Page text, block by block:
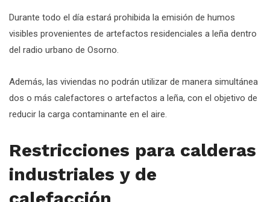
Durante todo el día estará prohibida la emisión de humos
visibles provenientes de artefactos residenciales a leña dentro
del radio urbano de Osorno.
Además, las viviendas no podrán utilizar de manera simultánea
dos o más calefactores o artefactos a leña, con el objetivo de
reducir la carga contaminante en el aire.
Restricciones para calderas
industriales y de